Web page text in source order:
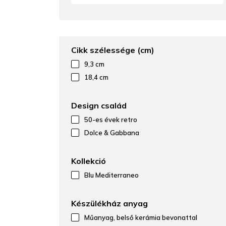
Cikk szélessége (cm)
9,3 cm
18,4 cm
Design család
50-es évek retro
Dolce & Gabbana
Kollekció
Blu Mediterraneo
Készülékház anyag
Műanyag, belső kerámia bevonattal